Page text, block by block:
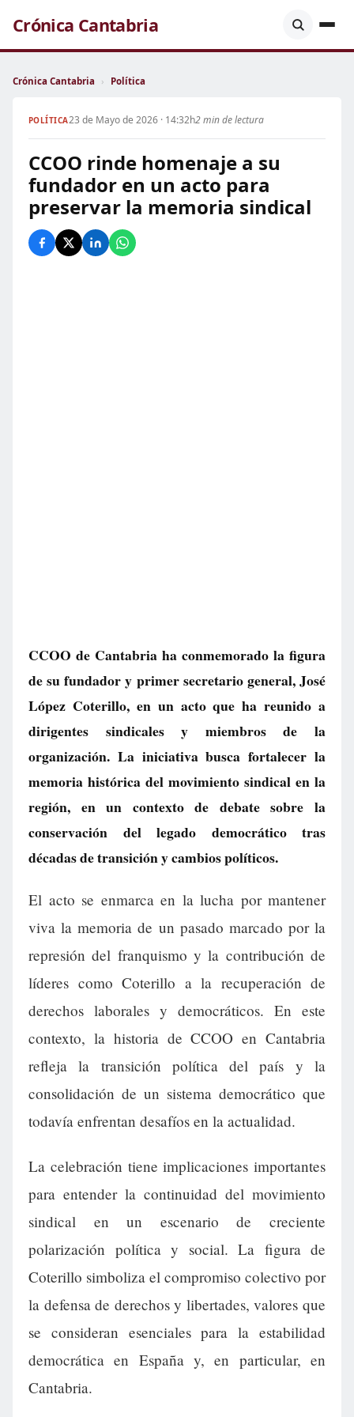
Crónica Cantabria
Crónica Cantabria › Política
POLÍTICA23 de Mayo de 2026 · 14:32h2 min de lectura
CCOO rinde homenaje a su
fundador en un acto para
preservar la memoria sindical
CCOO de Cantabria ha conmemorado la figura
de su fundador y primer secretario general, José
López Coterillo, en un acto que ha reunido a
dirigentes sindicales y miembros de la
organización. La iniciativa busca fortalecer la
memoria histórica del movimiento sindical en la
región, en un contexto de debate sobre la
conservación del legado democrático tras
décadas de transición y cambios políticos.
El acto se enmarca en la lucha por mantener
viva la memoria de un pasado marcado por la
represión del franquismo y la contribución de
líderes como Coterillo a la recuperación de
derechos laborales y democráticos. En este
contexto, la historia de CCOO en Cantabria
refleja la transición política del país y la
consolidación de un sistema democrático que
todavía enfrentan desafíos en la actualidad.
La celebración tiene implicaciones importantes
para entender la continuidad del movimiento
sindical en un escenario de creciente
polarización política y social. La figura de
Coterillo simboliza el compromiso colectivo por
la defensa de derechos y libertades, valores que
se consideran esenciales para la estabilidad
democrática en España y, en particular, en
Cantabria.